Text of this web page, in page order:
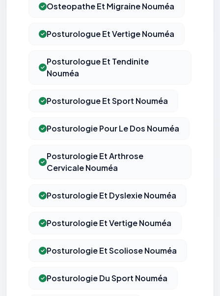
Osteopathe Et Migraine Nouméa
Posturologue Et Vertige Nouméa
Posturologue Et Tendinite
Nouméa
Posturologue Et Sport Nouméa
Posturologie Pour Le Dos Nouméa
Posturologie Et Arthrose
Cervicale Nouméa
Posturologie Et Dyslexie Nouméa
Posturologie Et Vertige Nouméa
Posturologie Et Scoliose Nouméa
Posturologie Du Sport Nouméa